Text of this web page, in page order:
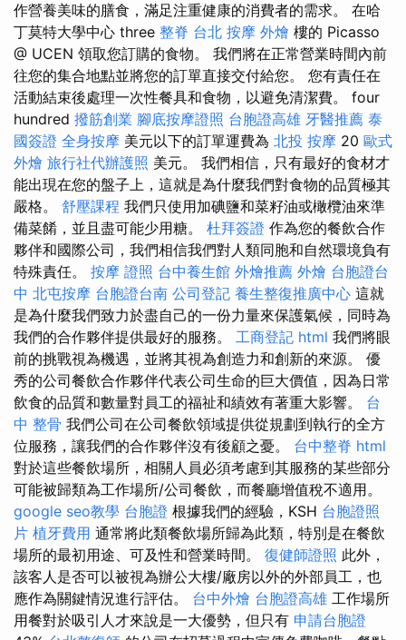
作營養美味的膳食，滿足注重健康的消費者的需求。 在哈
丁莫特大學中心 three 整脊 台北 按摩 外燴 樓的 Picasso
@ UCEN 領取您訂購的食物。 我們將在正常營業時間內前
往您的集合地點並將您的訂單直接交付給您。 您有責任在
活動結束後處理一次性餐具和食物，以避免清潔費。 four
hundred 撥筋創業 腳底按摩證照 台胞證高雄 牙醫推薦 泰
國簽證 全身按摩 美元以下的訂單運費為 北投 按摩 20 歐式
外燴 旅行社代辦護照 美元。 我們相信，只有最好的食材才
能出現在您的盤子上，這就是為什麼我們對食物的品質極其
嚴格。 舒壓課程 我們只使用加碘鹽和菜籽油或橄欖油來準
備菜餚，並且盡可能少用糖。 杜拜簽證 作為您的餐飲合作
夥伴和國際公司，我們相信我們對人類同胞和自然環境負有
特殊責任。 按摩 證照 台中養生館 外燴推薦 外燴 台胞證台
中 北屯按摩 台胞證台南 公司登記 養生整復推廣中心 這就
是為什麼我們致力於盡自己的一份力量來保護氣候，同時為
我們的合作夥伴提供最好的服務。 工商登記 html 我們將眼
前的挑戰視為機遇，並將其視為創造力和創新的來源。 優
秀的公司餐飲合作夥伴代表公司生命的巨大價值，因為日常
飲食的品質和數量對員工的福祉和績效有著重大影響。 台
中 整骨 我們公司在公司餐飲領域提供從規劃到執行的全方
位服務，讓我們的合作夥伴沒有後顧之憂。 台中整脊 html
對於這些餐飲場所，相關人員必須考慮到其服務的某些部分
可能被歸類為工作場所/公司餐飲，而餐廳增值稅不適用。
google seo教學 台胞證 根據我們的經驗，KSH 台胞證照
片 植牙費用 通常將此類餐飲場所歸為此類，特別是在餐飲
場所的最初用途、可及性和營業時間。 復健師證照 此外，
該客人是否可以被視為辦公大樓/廠房以外的外部員工，也
應作為關鍵情況進行評估。 台中外燴 台胞證高雄 工作場所
用餐對於吸引人才來說是一大優勢，但只有 申請台胞證